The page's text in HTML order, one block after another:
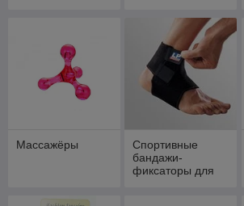
Массажёры
Спортивные
бандажи-
фиксаторы для